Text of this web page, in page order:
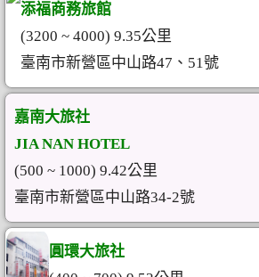
添福商務旅館
(3200 ~ 4000) 9.35公里
臺南市新營區中山路47、51號
嘉南大旅社
JIA NAN HOTEL
(500 ~ 1000) 9.42公里
臺南市新營區中山路34-2號
圓環大旅社